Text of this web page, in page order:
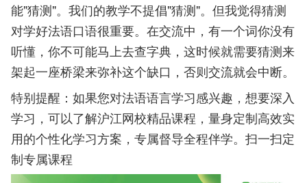
能"猜测"。我们的教学不提倡"猜测"。但我觉得猜测
对学好法语口语很重要。在交流中，有一个词你没有
听懂，你不可能马上去查字典，这时候就需要猜测来
架起一座桥梁来弥补这个缺口，否则交流就会中断。
特别提醒：如果您对法语语言学习感兴趣，想要深入
学习，可以了解沪江网校精品课程，量身定制高效实
用的个性化学习方案，专属督导全程伴学。扫一扫定
制专属课程